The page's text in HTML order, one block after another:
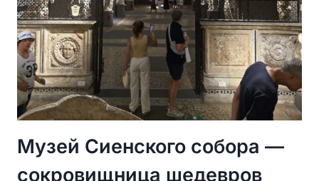
Музей Сиенского собора —
сокровищница шедевров